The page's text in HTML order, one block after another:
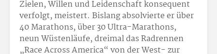
Zielen, Willen und Leidenschaft konsequent
verfolgt, meistert. Bislang absolvierte er über
40 Marathons, über 30 Ultra-Marathons,
neun Wüstenläufe, dreimal das Radrennen
„Race Across America“ von der West- zur